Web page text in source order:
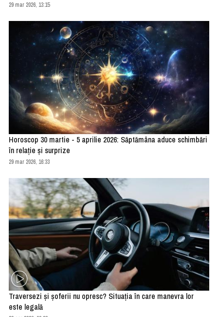
29 mar 2026, 13:15
Horoscop 30 martie - 5 aprilie 2026: Săptămâna aduce schimbări
în relație și surprize
29 mar 2026, 16:33
Traversezi şi şoferii nu opresc? Situaţia în care manevra lor
este legală